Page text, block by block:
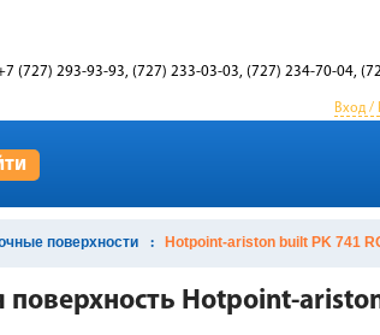
(727) 293-93-93, (727) 233-03-03, (727) 234-70-04,
Вход /
поверхности Hotpoint-ariston built PK 741
Hotpoint-